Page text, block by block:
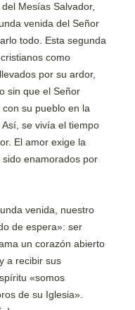
Mesías Salvador,
venida del Señor
todo. Esta segunda
como
por su ardor,
sin que el Señor
su pueblo en la
se vivía el tiempo
El amor exige la
enamorados por
venida, nuestro
de espera»: ser
un corazón abierto
a recibir sus
«somos
de su Iglesia».